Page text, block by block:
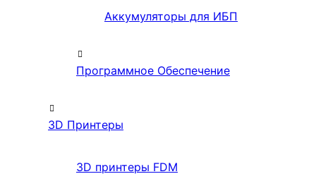
Аккумуляторы для ИБП
Программное Обеспечение
3D Принтеры
3D принтеры FDM